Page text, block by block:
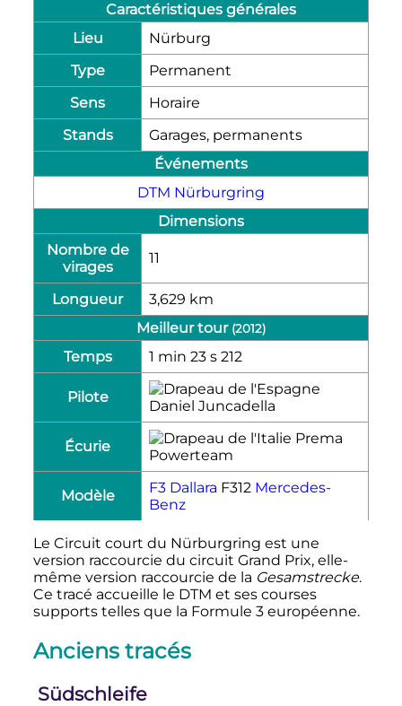
Caractéristiques générales
Lieu
Nürburg
Type
Permanent
Sens
Horaire
Stands
Garages, permanents
Événements
DTM Nürburgring
Dimensions
Nombre de
virages
11
Longueur
3,629 km
Meilleur tour (2012)
Temps 1 min 23 s 212
Pilote
Daniel Juncadella
Écurie
Prema
Powerteam
Modèle F3 Dallara F312 Mercedes-
Benz
Le Circuit court du Nürburgring est une
version raccourcie du circuit Grand Prix, elle-
même version raccourcie de la Gesamstrecke.
Ce tracé accueille le DTM et ses courses
supports telles que la Formule 3 européenne.
Anciens tracés
Südschleife